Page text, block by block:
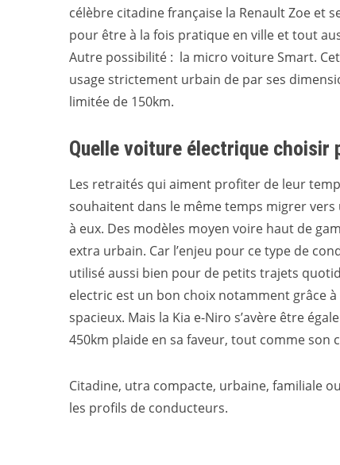
célèbre citadine française la Renault Zoe et
pour être à la fois pratique en ville et tout
Autre possibilité : la micro voiture Smart.
usage strictement urbain de par ses
limitée de 150km.
Quelle voiture électrique choisir
Les retraités qui aiment profiter de leur
souhaitent dans le même temps migrer
à eux. Des modèles moyen voire haut de
extra urbain. Car l’enjeu pour ce type de
utilisé aussi bien pour de petits trajets
electric est un bon choix notamment grâce
spacieux. Mais la Kia e-Niro s’avère être
450km plaide en sa faveur, tout comme son
Citadine, utra compacte, urbaine, familiale
les profils de conducteurs.